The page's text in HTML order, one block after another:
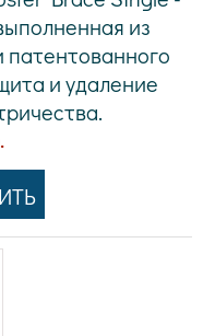
из
и удаление